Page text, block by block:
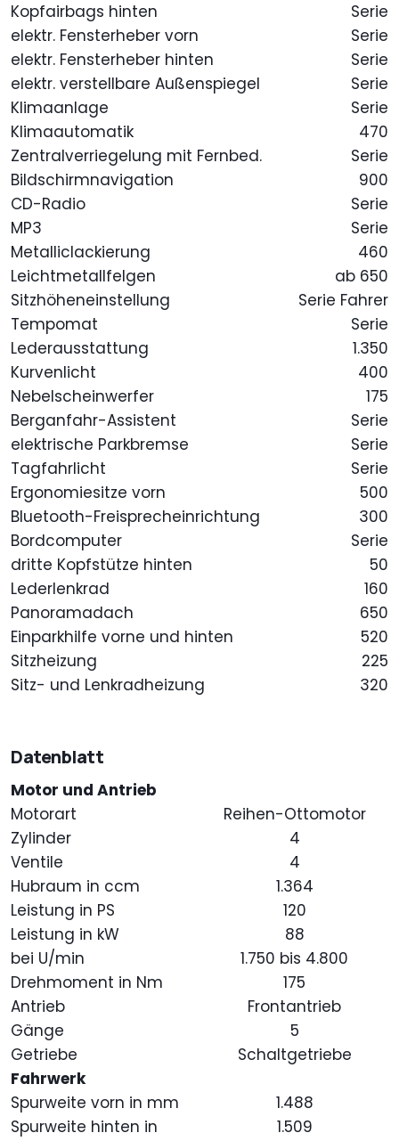
Kopfairbags hinten
Serie
elektr. Fensterheber vorn
Serie
elektr. Fensterheber hinten
Serie
elektr. verstellbare Außenspiegel
Serie
Klimaanlage
Serie
Klimaautomatik
470
Zentralverriegelung mit Fernbed.
Serie
Bildschirmnavigation
900
CD-Radio
Serie
MP3
Serie
Metalliclackierung
460
Leichtmetallfelgen
ab 650
Sitzhöheneinstellung
Serie Fahrer
Tempomat
Serie
Lederausstattung
1.350
Kurvenlicht
400
Nebelscheinwerfer
175
Berganfahr-Assistent
Serie
elektrische Parkbremse
Serie
Tagfahrlicht
Serie
Ergonomiesitze vorn
500
Bluetooth-Freisprecheinrichtung
300
Bordcomputer
Serie
dritte Kopfstütze hinten
50
Lederlenkrad
160
Panoramadach
650
Einparkhilfe vorne und hinten
520
Sitzheizung
225
Sitz- und Lenkradheizung
320
Datenblatt
Motor und Antrieb
Motorart
Reihen-Ottomotor
Zylinder
4
Ventile
4
Hubraum in ccm
1.364
Leistung in PS
120
Leistung in kW
88
bei U/min
1.750 bis 4.800
Drehmoment in Nm
175
Antrieb
Frontantrieb
Gänge
5
Getriebe
Schaltgetriebe
Fahrwerk
Spurweite vorn in mm
1.488
Spurweite hinten in
1.509